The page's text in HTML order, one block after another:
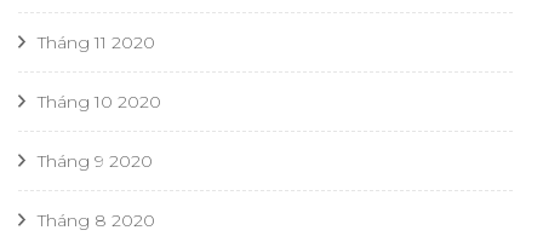
Tháng 11 2020
Tháng 10 2020
Tháng 9 2020
Tháng 8 2020